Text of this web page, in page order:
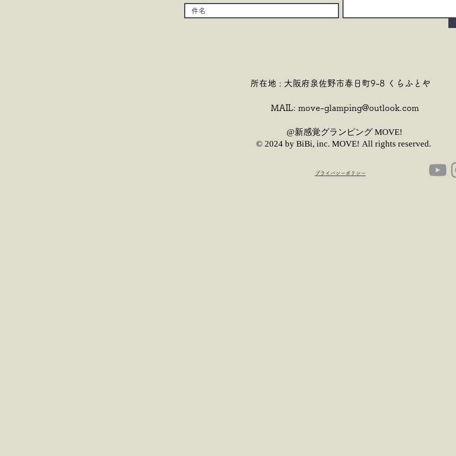
所在地 : 大阪府泉佐野市春日町9-8 くらふとや
MAIL: move-glamping@outlook.com
​@新感覚グランピング MOVE!
© 2024 by BiBi, inc. MOVE! All rights reserved.
​プライバシーポリシー